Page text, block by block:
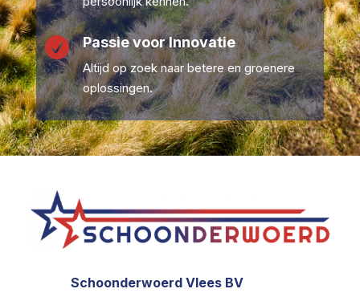
 Passie voor Innovatie
Altijd op zoek naar betere en groenere
oplossingen.
Schoonderwoerd Vlees BV